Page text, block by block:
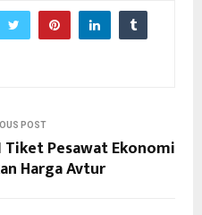
POST
Pesawat Ekonomi
Harga Avtur